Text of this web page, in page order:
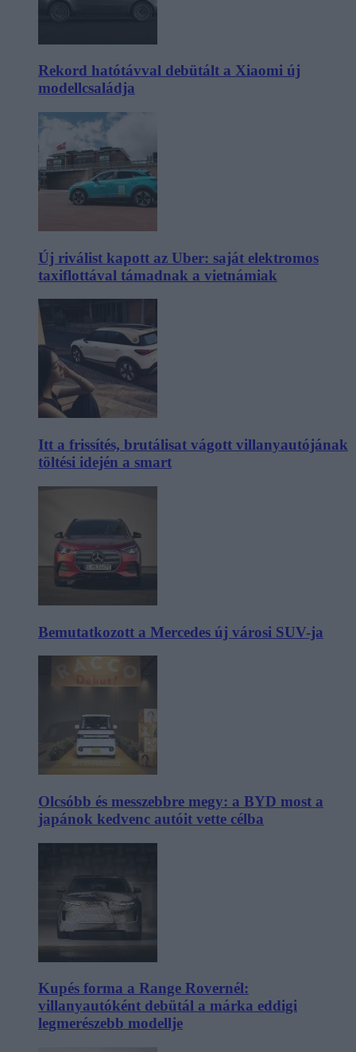
Rekord hatótávval debütált a Xiaomi új
modellcsaládja
Új riválist kapott az Uber: saját elektromos
taxiflottával támadnak a vietnámiak
Itt a frissítés, brutálisat vágott villanyautójának
töltési idején a smart
Bemutatkozott a Mercedes új városi SUV-ja
Olcsóbb és messzebbre megy: a BYD most a
japánok kedvenc autóit vette célba
Kupés forma a Range Rovernél:
villanyautóként debütál a márka eddigi
legmerészebb modellje